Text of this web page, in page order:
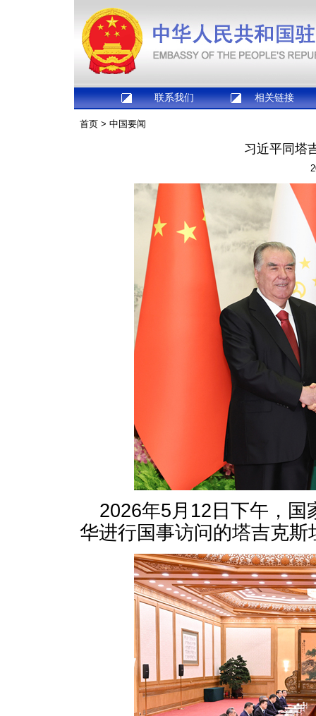
联系我们 相关链接
首页 > 中国要闻
习近平同塔
2026年5月12日下午，国
华进行国事访问的塔吉克